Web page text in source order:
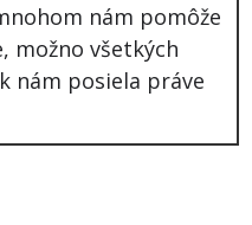
nám pomôže
možno všetkých
nám posiela práve